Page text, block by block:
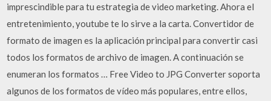
imprescindible para tu estrategia de video marketing. Ahora el
entretenimiento, youtube te lo sirve a la carta. Convertidor de
formato de imagen es la aplicación principal para convertir casi
todos los formatos de archivo de imagen. A continuación se
enumeran los formatos … Free Video to JPG Converter soporta
algunos de los formatos de vídeo más populares, entre ellos,